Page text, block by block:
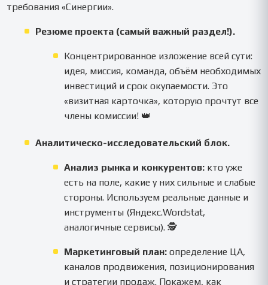
требования «Синергии».
Резюме проекта (самый важный раздел!).
Концентрированное изложение всей сути:
идея, миссия, команда, объём необходимых
инвестиций и срок окупаемости. Это
«визитная карточка», которую прочтут все
члены комиссии! 👑
Аналитическо-исследовательский блок.
Анализ рынка и конкурентов: кто уже
есть на поле, какие у них сильные и слабые
стороны. Используем реальные данные и
инструменты (Яндекс.Wordstat,
аналогичные сервисы). 🕵️
Маркетинговый план: определение ЦА,
каналов продвижения, позиционирования
и стратегии продаж. Покажем, как